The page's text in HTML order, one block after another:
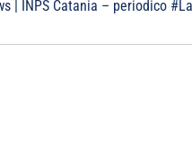
| INPS Catania – periodico